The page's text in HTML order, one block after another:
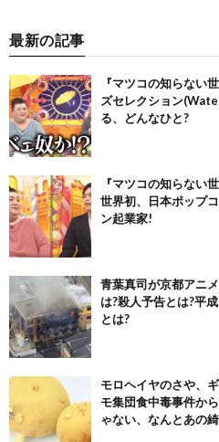
最新の記事
『マツコの知らない
ズセレクション
る、どんなひと?
『マツコの知らない
世界初、日本ポップ
ン起業家!
青葉真司が京都アニ
は?殺人予告とは?平
とは?
モロヘイヤのさや、
モ集団食中毒事件か
ゃない、なんとあの